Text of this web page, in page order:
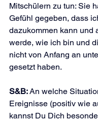
Mitschülern zu tun: Sie
Gefühl gegeben, dass
dazukommen kann und
werde, wie ich bin und
nicht von Anfang an
gesetzt haben.
S&B: An welche
Ereignisse (positiv wie
kannst Du Dich